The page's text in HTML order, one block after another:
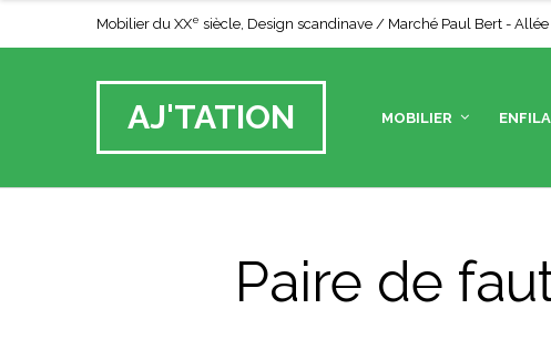
Mobilier du XXe siècle, Design scandinave / Marché Paul Bert - Allée
AJ'TATION MOBILIER
Paire de